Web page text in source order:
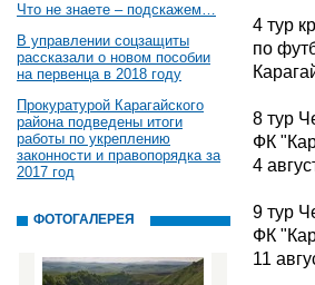
Что не знаете – подскажем…
В управлении соцзащиты
рассказали о новом пособии
на первенца в 2018 году
Прокуратурой Карагайского
района подведены итоги
работы по укреплению
законности и правопорядка за
2017 год
ФОТОГАЛЕРЕЯ
4 тур
по
8 тур
ФК
4
9 тур
ФК
11